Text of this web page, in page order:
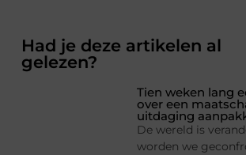
Had je deze artikelen al
gelezen?
Tien weken lang
over een
uitdaging
De wereld is
worden we